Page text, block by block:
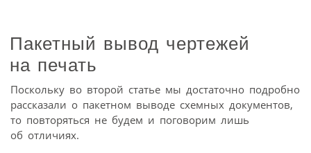
Пакетный вывод чертежей
на печать
Поскольку во второй статье мы достаточно подробно
рассказали о пакетном выводе схемных документов,
то повторяться не будем и поговорим лишь
об отличиях.